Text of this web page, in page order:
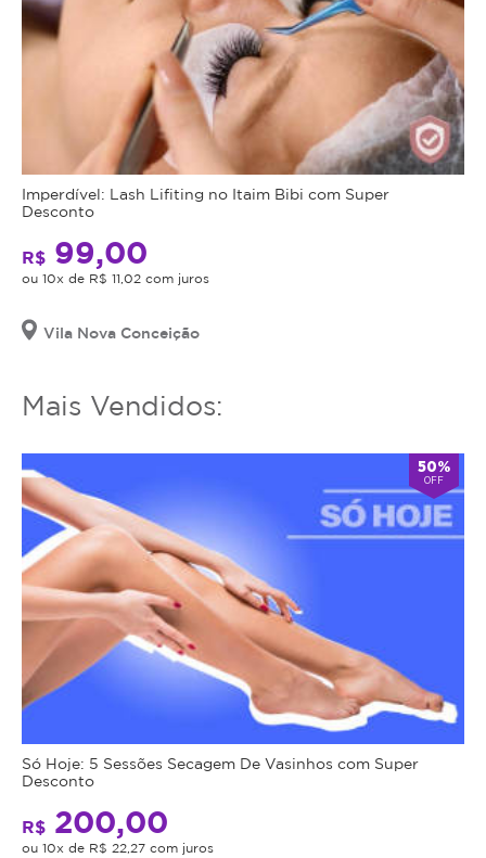
Imperdível: Lash Lifiting no Itaim Bibi com Super
Desconto
R$ 99,00
ou 10x de R$ 11,02 com juros
Vila Nova Conceição
Mais Vendidos:
50%
OFF
Só Hoje: 5 Sessões Secagem De Vasinhos com Super
Desconto
R$ 200,00
ou 10x de R$ 22,27 com juros